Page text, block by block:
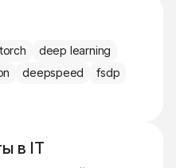
deep learning
deepspeed
fsdp
в IT